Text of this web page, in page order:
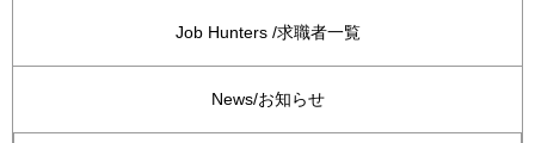
Job Hunters /求職者一覧
News/お知らせ